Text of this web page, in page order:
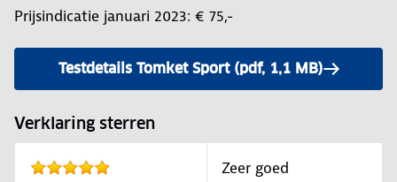
Prijsindicatie januari 2023: € 75,-
Testdetails Tomket Sport (pdf, 1,1 MB)
Verklaring sterren
Zeer goed